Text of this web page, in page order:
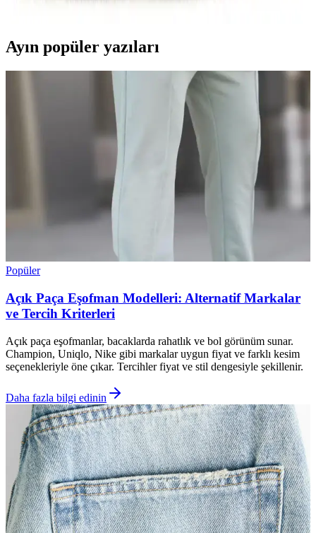
Ayın popüler yazıları
Popüler
Açık Paça Eşofman Modelleri: Alternatif Markalar
ve Tercih Kriterleri
Açık paça eşofmanlar, bacaklarda rahatlık ve bol görünüm sunar.
Champion, Uniqlo, Nike gibi markalar uygun fiyat ve farklı kesim
seçenekleriyle öne çıkar. Tercihler fiyat ve stil dengesiyle şekillenir.
Daha fazla bilgi edinin